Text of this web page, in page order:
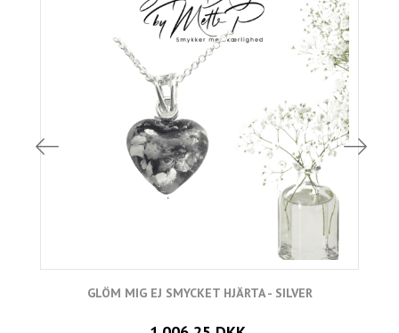
GLÖM MIG EJ SMYCKET HJÄRTA - SILVER